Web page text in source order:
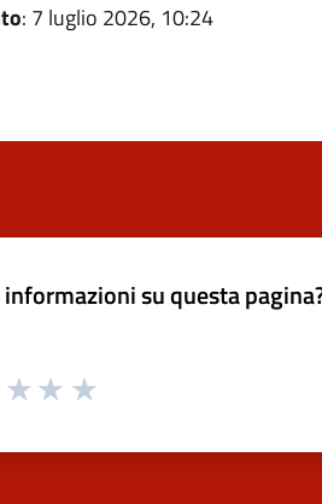
: 7 luglio 2026, 10:24
su questa